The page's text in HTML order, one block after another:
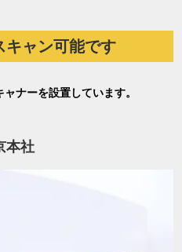
キャン可能です
ナーを設置しています。
本社